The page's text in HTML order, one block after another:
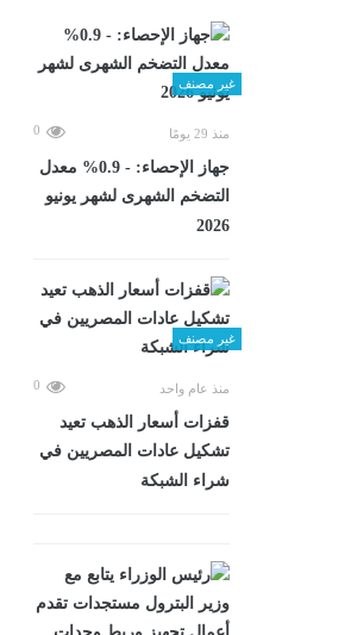
غير مصنف
منذ 29 يومًا 0
جهاز الإحصاء: - 0.9% معدل
التضخم الشهرى لشهر يونيو
2026
غير مصنف
منذ عام واحد 0
قفزات أسعار الذهب تعيد
تشكيل عادات المصريين في
شراء الشبكة